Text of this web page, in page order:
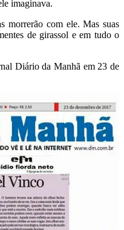
imaginava.
morrerão com ele. Mas suas
de girassol e em tudo o
Diário da Manhã em 23 de